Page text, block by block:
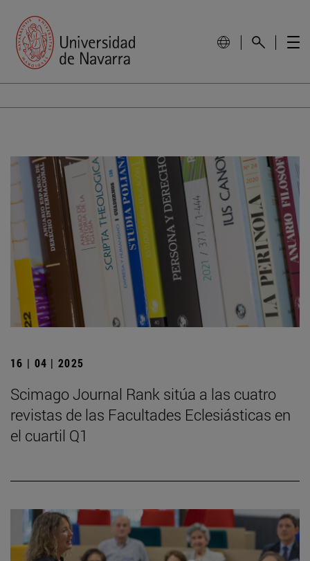
16 | 04 | 2025
Scimago Journal Rank sitúa a las cuatro
revistas de las Facultades Eclesiásticas en
el cuartil Q1